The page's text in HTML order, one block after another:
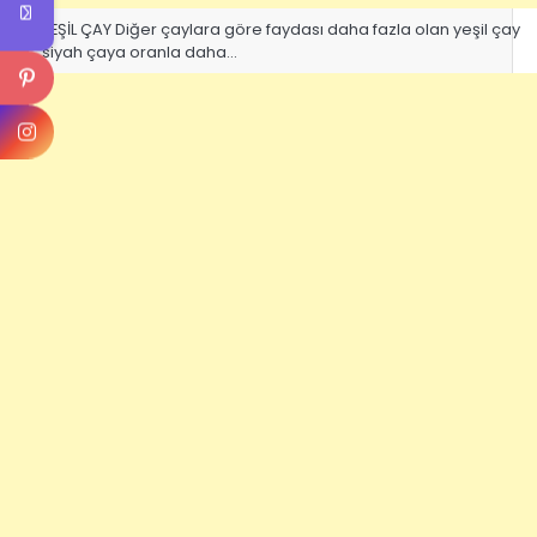
YEŞİL ÇAY Diğer çaylara göre faydası daha fazla olan yeşil çay
siyah çaya oranla daha…